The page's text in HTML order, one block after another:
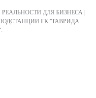
ДЛЯ БИЗНЕСА |
ГК "ТАВРИДА